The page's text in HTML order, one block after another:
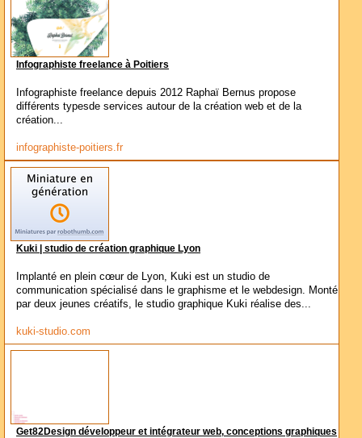
Infographiste freelance à Poitiers
Infographiste freelance depuis 2012 Raphaï Bernus propose
différents typesde services autour de la création web et de la
création...
infographiste-poitiers.fr
Kuki | studio de création graphique Lyon
Implanté en plein cœur de Lyon, Kuki est un studio de
communication spécialisé dans le graphisme et le webdesign. Monté
par deux jeunes créatifs, le studio graphique Kuki réalise des...
kuki-studio.com
Get82Design développeur et intégrateur web, conceptions graphiques